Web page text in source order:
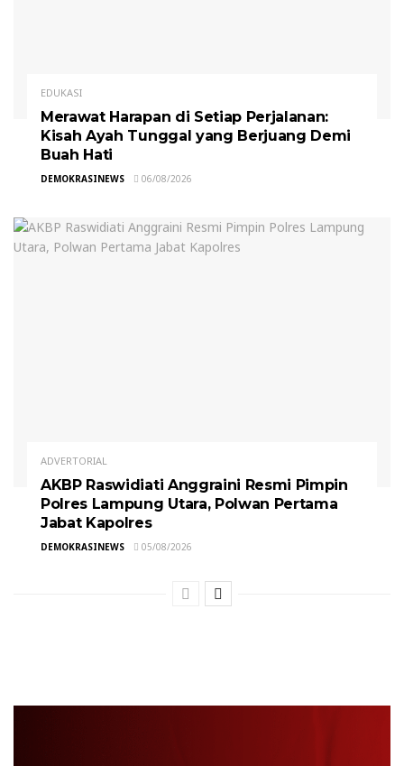
EDUKASI
Merawat Harapan di Setiap Perjalanan:
Kisah Ayah Tunggal yang Berjuang Demi
Buah Hati
DEMOKRASINEWS 06/08/2026
ADVERTORIAL
AKBP Raswidiati Anggraini Resmi Pimpin
Polres Lampung Utara, Polwan Pertama
Jabat Kapolres
DEMOKRASINEWS 05/08/2026